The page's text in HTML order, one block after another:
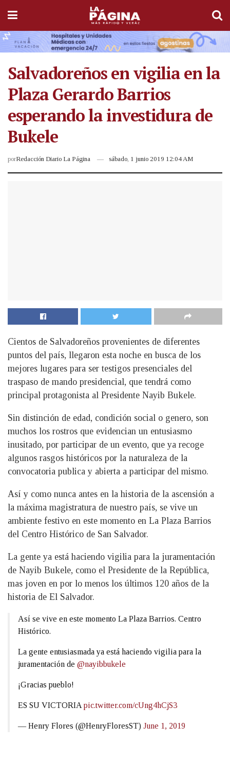
Salvadoreños en vigilia en la
Plaza Gerardo Barrios
esperando la investidura de
Bukele
porRedacción Diario La Página sábado, 1 junio 2019 12:04 AM
Cientos de Salvadoreños provenientes de diferentes
puntos del país, llegaron esta noche en busca de los
mejores lugares para ser testigos presenciales del
traspaso de mando presidencial, que tendrá como
principal protagonista al Presidente Nayib Bukele.
Sin distinción de edad, condición social o genero, son
muchos los rostros que evidencian un entusiasmo
inusitado, por participar de un evento, que ya recoge
algunos rasgos históricos por la naturaleza de la
convocatoria publica y abierta a participar del mismo.
Así y como nunca antes en la historia de la ascensión a
la máxima magistratura de nuestro país, se vive un
ambiente festivo en este momento en La Plaza Barrios
del Centro Histórico de San Salvador.
La gente ya está haciendo vigilia para la juramentación
de Nayib Bukele, como el Presidente de la República,
mas joven en por lo menos los últimos 120 años de la
historia de El Salvador.
Así se vive en este momento La Plaza Barrios. Centro
Histórico.
La gente entusiasmada ya está haciendo vigilia para la
juramentación de @nayibbukele
¡Gracias pueblo!
ES SU VICTORIA pic.twitter.com/cUng4hCjS3
— Henry Flores (@HenryFloresST) June 1, 2019